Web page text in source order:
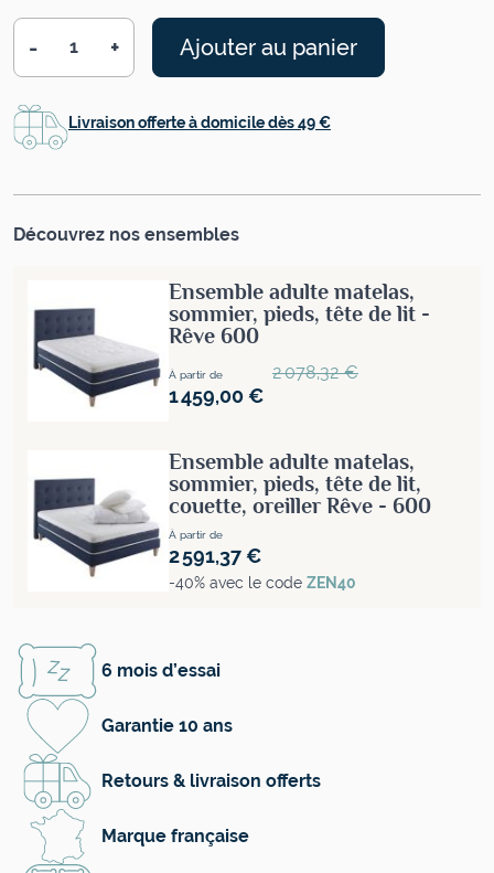
Quantité
- + Ajouter au panier
Livraison offerte à domicile dès 49 €
Découvrez nos ensembles
Ensemble adulte matelas,
sommier, pieds, tête de lit -
Rêve 600
À partir de
1 459,00 €
Prix normal
2 078,32 €
Ensemble adulte matelas,
sommier, pieds, tête de lit,
couette, oreiller Rêve - 600
À partir de
2 591,37 €
-40% avec le code ZEN40
6 mois d’essai
Garantie 10 ans
Retours & livraison offerts
Marque française